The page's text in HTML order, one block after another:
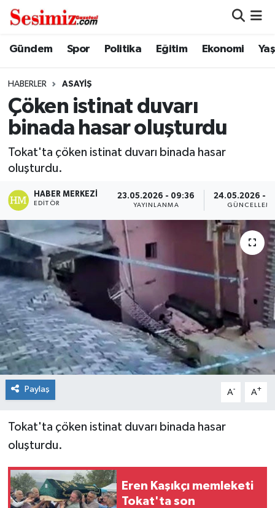
Gündem Spor Politika Eğitim Ekonomi
HABERLER ASAYIŞ
Çöken istinat duvarı
binada hasar oluşturdu
Tokat'ta çöken istinat duvarı binada hasar
oluşturdu.
HABER MERKEZI
EDITÖR
23.05.2026 - 09:36
YAYINLANMA
24.05.2026 -
Paylaş A- A+
Tokat'ta çöken istinat duvarı binada hasar
oluşturdu.
Eren Kaşıkçı memleketi
Tokat'ta son
Dünya
Ekonomi
Gündem
Magazin
Politika
Sağlık
Spor
Teknoloji
Tokat Haberleri
Yaşam
Nöbetçi Eczaneler
Hava Durumu
Namaz Vakitleri
Süper Lig Puan Durumu ve Fikstür
Tüm Manşetler
Son Dakika Haberleri
Haber Arşivi